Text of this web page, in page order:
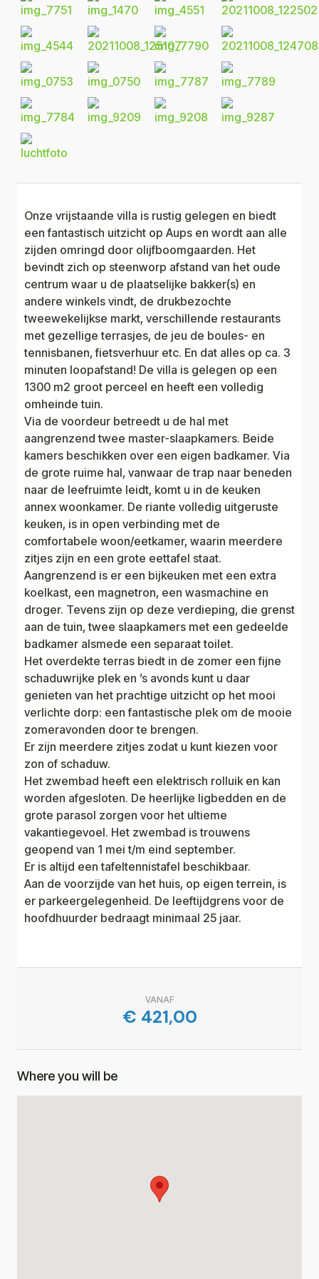
Onze vrijstaande villa is rustig gelegen en biedt
een fantastisch uitzicht op Aups en wordt aan alle
zijden omringd door olijfboomgaarden. Het
bevindt zich op steenworp afstand van het oude
centrum waar u de plaatselijke bakker(s) en
andere winkels vindt, de drukbezochte
tweewekelijkse markt, verschillende restaurants
met gezellige terrasjes, de jeu de boules- en
tennisbanen, fietsverhuur etc. En dat alles op ca. 3
minuten loopafstand! De villa is gelegen op een
1300 m2 groot perceel en heeft een volledig
omheinde tuin.
Via de voordeur betreedt u de hal met
aangrenzend twee master-slaapkamers. Beide
kamers beschikken over een eigen badkamer. Via
de grote ruime hal, vanwaar de trap naar beneden
naar de leefruimte leidt, komt u in de keuken
annex woonkamer. De riante volledig uitgeruste
keuken, is in open verbinding met de
comfortabele woon/eetkamer, waarin meerdere
zitjes zijn en een grote eettafel staat.
Aangrenzend is er een bijkeuken met een extra
koelkast, een magnetron, een wasmachine en
droger. Tevens zijn op deze verdieping, die grenst
aan de tuin, twee slaapkamers met een gedeelde
badkamer alsmede een separaat toilet.
Het overdekte terras biedt in de zomer een fijne
schaduwrijke plek en ’s avonds kunt u daar
genieten van het prachtige uitzicht op het mooi
verlichte dorp: een fantastische plek om de mooie
zomeravonden door te brengen.
Er zijn meerdere zitjes zodat u kunt kiezen voor
zon of schaduw.
Het zwembad heeft een elektrisch rolluik en kan
worden afgesloten. De heerlijke ligbedden en de
grote parasol zorgen voor het ultieme
vakantiegevoel. Het zwembad is trouwens
geopend van 1 mei t/m eind september.
Er is altijd een tafeltennistafel beschikbaar.
Aan de voorzijde van het huis, op eigen terrein, is
er parkeergelegenheid. De leeftijdgrens voor de
hoofdhuurder bedraagt minimaal 25 jaar.
VANAF
€ 421,00
Where you will be